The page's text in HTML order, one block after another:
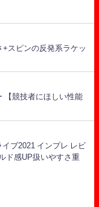
+スピンの反発系ラケッ
【競技者にほしい性能
イブ2021 インプレ レビ
ド感UP扱いやすさ重